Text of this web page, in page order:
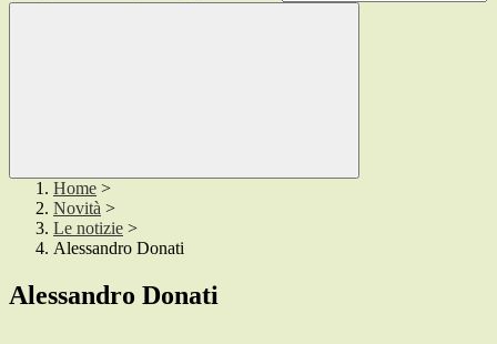
Home >
Novità >
Le notizie >
Alessandro Donati
Alessandro Donati